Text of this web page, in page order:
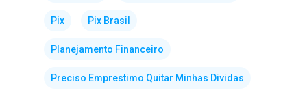
Pix Pix Brasil
Planejamento Financeiro
Preciso Emprestimo Quitar Minhas Dividas